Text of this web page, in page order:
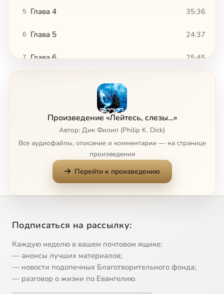
5 Глава 4 35:36
6 Глава 5 24:37
7 Глава 6 25:45
Глава 10 17:11
13 Глава 12 9:33
15 Глава 14
16 Глава 15 5:39
Произведение «Лейтесь, слезы…»
Автор: Дик Филип (Philip K. Dick)
Все аудиофайлы, описание и комментарии — на странице
произведения
Перейти к произведению
Подписаться на рассылку:
Каждую неделю в вашем почтовом ящике:
— анонсы лучших материалов;
— новости подопечных Благотворительного фонда;
— разговор о жизни по Евангелию.